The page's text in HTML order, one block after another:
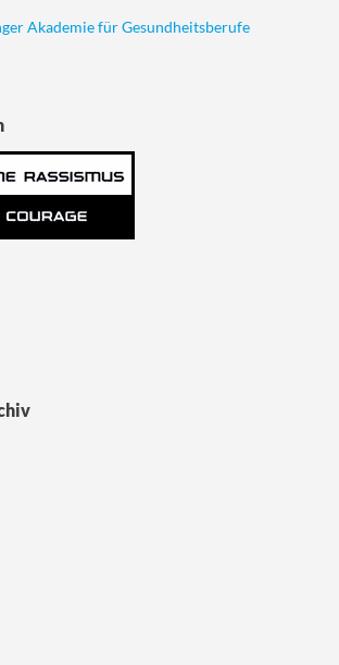
Akademie für Gesundheitsberufe